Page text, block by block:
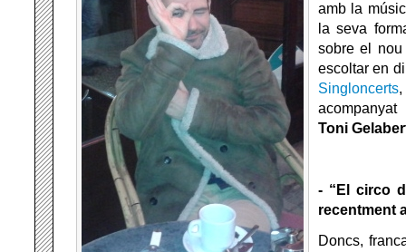
amb la
la seva
sobre el
escoltar en
Singloncerts
Toni
- “El circo
recentment
Doncs,